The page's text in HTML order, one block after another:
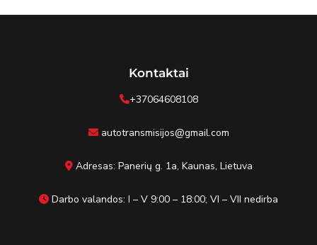
Kontaktai
+37064608108
autotransmisijos@gmail.com
Adresas: Panerių g. 1a, Kaunas, Lietuva
Darbo valandos: I – V 9:00 – 18:00; VI – VII nedirba